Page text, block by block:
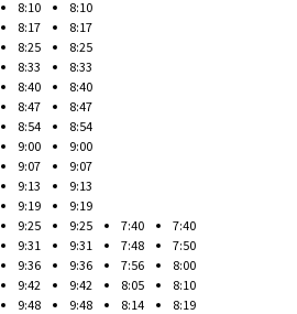
8:10
8:17
8:25
8:33
8:40
8:47
8:54
9:00
9:07
9:13
9:19
9:25
9:31
9:36
9:42
9:48
8:10
8:17
8:25
8:33
8:40
8:47
8:54
9:00
9:07
9:13
9:19
9:25
9:31
9:36
9:42
9:48
7:40
7:48
7:56
8:05
8:14
7:40
7:50
8:00
8:10
8:19